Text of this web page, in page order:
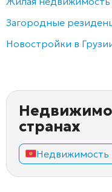
Загородные
Новостройки в
странах
Недвижимость